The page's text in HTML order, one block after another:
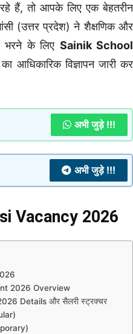
हैं, तो आपके लिए एक बेहतरीन
(उत्तर प्रदेश) ने शैक्षणिक और
भरने के लिए Sainik School
का आधिकारिक विज्ञापन जारी कर
अभी जुड़े !!!
अभी जुड़े !!!
Vacancy 2026
2026 Overview
Details और सैलरी स्ट्रक्चर